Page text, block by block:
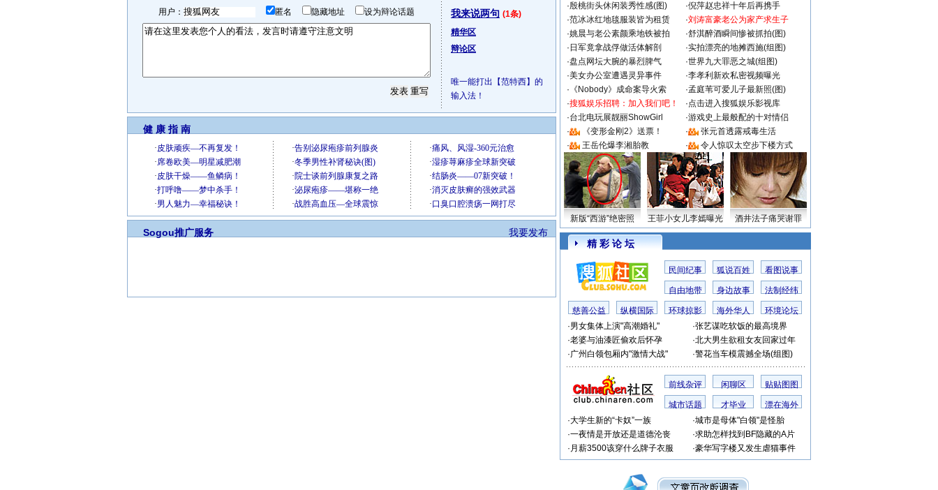
用户： 匿名 隐藏地址 设为辩论话题 我来说两句 (1条)
精华区
辩论区
唯一能打出【范特西】的
输入法！
健 康 指 南
我要发布
Sogou推广服务
·殷桃街头休闲装秀性感(图) ·倪萍赵忠祥十年后再携手
·范冰冰红地毯服装皆为租赁 ·刘涛富豪老公为家产求生子
·姚晨与老公素颜乘地铁被拍 ·舒淇醉酒瞬间惨被抓拍(图)
· 日军竟拿战俘做活体解剖 ·实拍漂亮的地摊西施(组图)
·盘点网坛大腕的暴烈脾气 ·世界九大罪恶之城(组图)
·美女办公室遭遇灵异事件 ·李孝利新欢私密视频曝光
· 《Nobody》成命案导火索 ·孟庭苇可爱儿子最新照(图)
·搜狐娱乐招聘：加入我们吧！ ·点击进入搜狐娱乐影视库
·台北电玩展靓丽ShowGirl ·游戏史上最般配的十对情侣
·
《变形金刚2》送票！ ·
张元首透露戒毒生活
·
王岳伦爆李湘胎教 · 令人惊叹太空步下楼方式
新版“西游”绝密照 王菲小女儿李嫣曝光 酒井法子痛哭谢罪
精 彩 论 坛
民间纪事 狐说百姓 看图说事
自由地带 身边故事 法制经纬
慈善公益 纵横国际 环球掠影 海外华人
环境论坛
·男女集体上演"高潮婚礼" ·张艺谋吃软饭的最高境界
·老婆与油漆匠偷欢后怀孕 ·北大男生欲租女友回家过年
·广州白领包厢内"激情大战" ·警花当车模震撼全场(组图)
前线杂评 闲聊区 贴贴图图
城市话题 才毕业
漂在海外
·大学生新的“卡奴”一族 ·城市是母体"白领"是怪胎
·一夜情是开放还是道德沦丧 ·求助怎样找到BF隐藏的A片
· 月薪3500该穿什么牌子衣服 ·豪华写字楼又发生虐猫事件